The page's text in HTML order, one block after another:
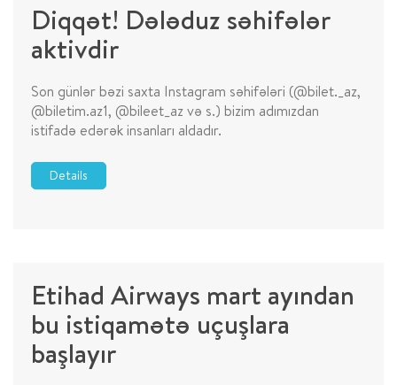
Diqqət! Dələduz səhifələr
aktivdir
Son günlər bəzi saxta Instagram səhifələri (@bilet._az,
@biletim.az1, @bileet_az və s.) bizim adımızdan
istifadə edərək insanları aldadır.
Details
Etihad Airways mart ayından
bu istiqamətə uçuşlara
başlayır